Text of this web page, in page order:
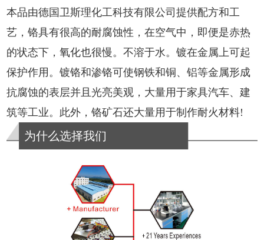
本品由德国卫斯理化工科技有限公司提供配方和工
艺，铬具有很高的耐腐蚀性，在空气中，即便是赤热
的状态下，氧化也很慢。不溶于水。镀在金属上可起
保护作用。镀铬和渗铬可使钢铁和铜、铝等金属形成
抗腐蚀的表层并且光亮美观，大量用于家具汽车、建
筑等工业。此外，铬矿石还大量用于制作耐火材料!
为什么选择我们